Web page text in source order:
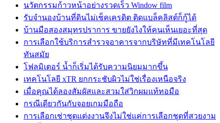
นวัตกรรมก้าวหน้าอย่างรวดเร็ว Window film
รับจำนองบ้านที่ดินไม่เช็คเครดิต ติดแบล็คลิสต์ก็กู้ได้
บ้านมือสองสมุทรปราการ ขายยังไงให้คนเห็นเยอะที่สุด
การเลือกใช้บริการสำรวจอาคารจากบริษัทที่มีเทคโนโลยี
ทันสมัย
โฟลมิเตอร์ น้ำก็เริ่มได้รับความนิยมมากขึ้น
เทคโนโลยี xTR ยกกระชับผิวไม่ใช่เรื่องเหนือจริง
เมื่อคุณได้ลองสัมผัสและสวมใส่วิกผมแท้ทอมือ
กรณีเดียวกันกับจอยเกมมือถือ
การเลือกเช่าชุดแต่งงานจึงไม่ใช่แค่การเลือกชุดที่สวยงาม